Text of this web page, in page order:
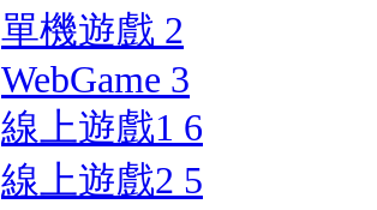
單機遊戲 2
WebGame 3
線上遊戲1 6
線上遊戲2 5